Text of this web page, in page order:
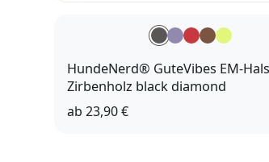
HundeNerd® GuteVibes EM-
Zirbenholz black diamond
ab 23,90 €